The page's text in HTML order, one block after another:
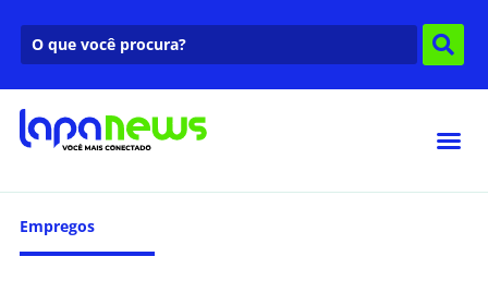
Empregos